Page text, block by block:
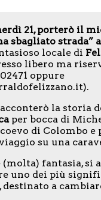
21, porterò il
sbagliato strada”
locale di
libero ma
oppure
la storia
per bocca di
di Colombo e
su una
(molta) fantasia, si
uno dei più
destinato a